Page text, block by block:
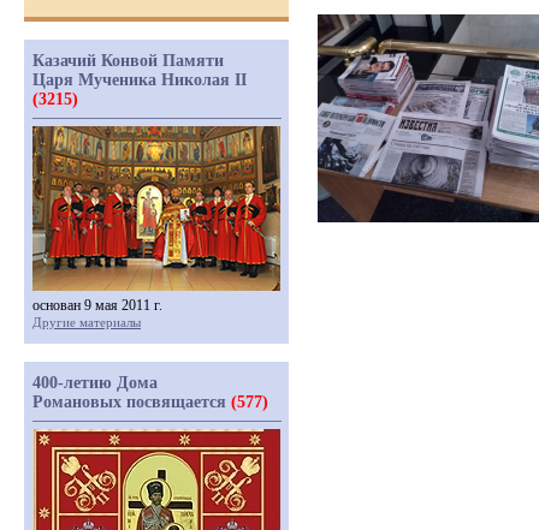
Казачий Конвой Памяти
Царя Мученика Николая II
(3215)
основан 9 мая 2011 г.
Другие материалы
400-летию Дома
Романовых посвящается (577)